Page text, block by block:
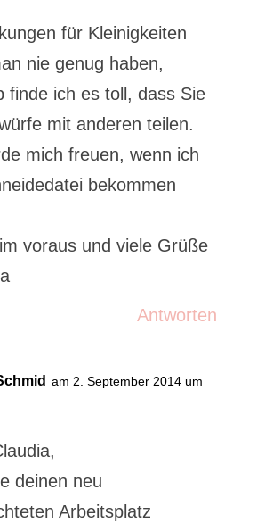
für Kleinigkeiten
nie genug haben,
finde ich es toll, dass Sie
mit anderen teilen.
mich freuen, wenn ich
bekommen
voraus und viele Grüße
Antworten
am 2. September 2014 um
deinen neu
Arbeitsplatz